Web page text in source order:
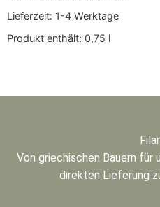
Lieferzeit: 1-4 Werktage
Produkt enthält: 0,75 l
Von griechischen Bauern
direkten Lieferung